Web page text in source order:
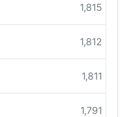
1,815 pts
1,812 pts
1,811 pts
1,791 pts